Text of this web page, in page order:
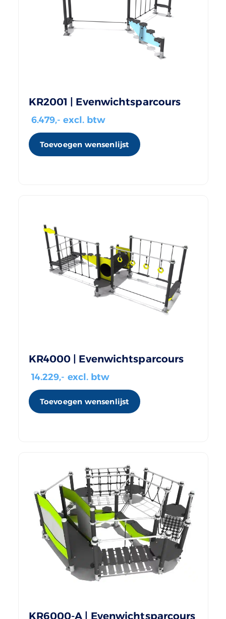
KR2001 | Evenwichtsparcours
6.479,- excl. btw
Toevoegen wensenlijst
KR4000 | Evenwichtsparcours
14.229,- excl. btw
Toevoegen wensenlijst
KR6000-A | Evenwichtsparcours